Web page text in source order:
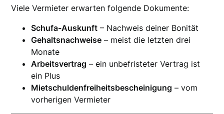
Viele Vermieter erwarten folgende Dokumente:
Schufa-Auskunft – Nachweis deiner Bonität
Gehaltsnachweise – meist die letzten drei
Monate
Arbeitsvertrag – ein unbefristeter Vertrag ist
ein Plus
Mietschuldenfreiheitsbescheinigung – vom
vorherigen Vermieter